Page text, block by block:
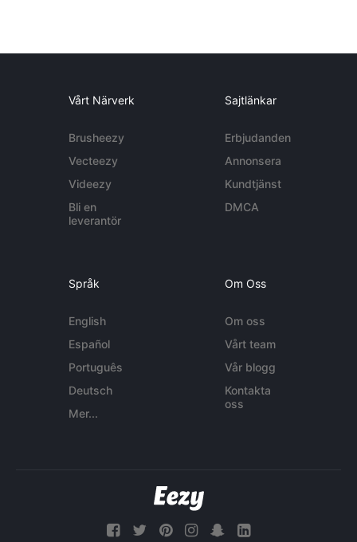
Vårt Närverk
Brusheezy
Vecteezy
Videezy
Bli en
leverantör
Sajtlänkar
Erbjudanden
Annonsera
Kundtjänst
DMCA
Språk
English
Español
Português
Deutsch
Mer...
Om Oss
Om oss
Vårt team
Vår blogg
Kontakta
oss